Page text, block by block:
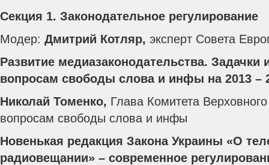
Секция 1. Законодательное регулирование
Модер: Дмитрий Котляр, эксперт Совета
Развитие медиазаконодательства.
вопросам свободы слова и инфы на 2013 –
Николай Томенко, Глава Комитета
вопросам свободы слова и инфы
Новенькая редакция Закона Украины «О
радиовещании» – современное